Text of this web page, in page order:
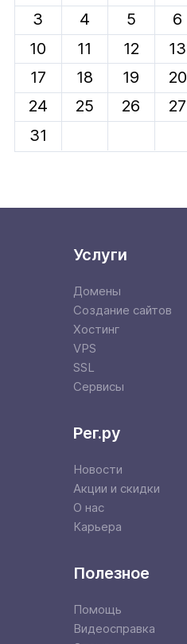
3
4 5 6
10
11 12 13
17
18 19 20
24
25 26 27
31
Услуги
Домены
Создание сайтов
Хостинг
VPS
SSL
Сервисы
Рег.ру
Новости
Акции и скидки
О нас
Карьера
Полезное
Помощь
Видеосправка